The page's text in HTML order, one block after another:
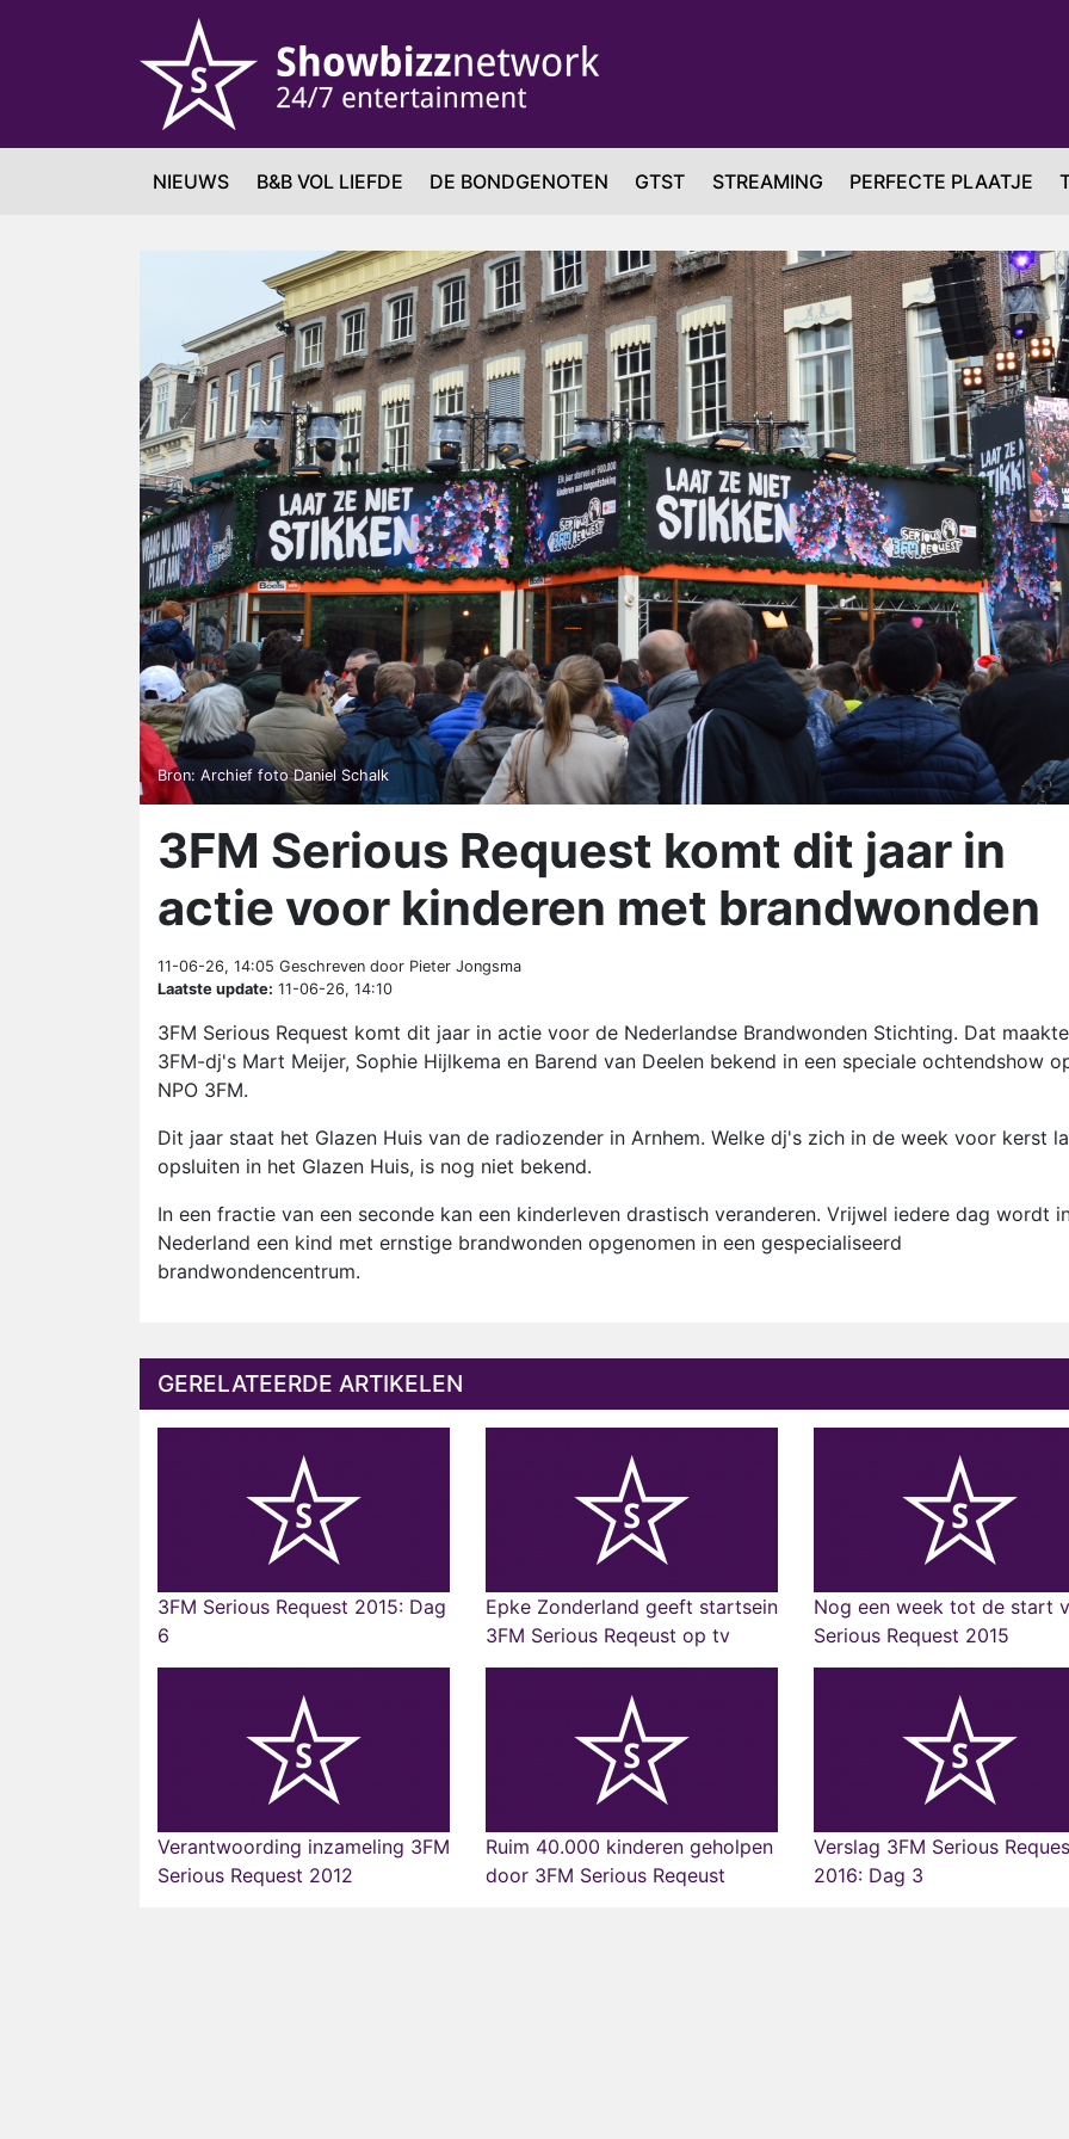
NIEUWS B&B VOL LIEFDE DE BONDGENOTEN GTST STREAMING PERFECTE PLAATJE
Bron: Archief foto Daniel Schalk
3FM Serious Request komt dit jaar in
actie voor kinderen met brandwonden
11-06-26, 14:05 Geschreven door Pieter Jongsma
Laatste update: 11-06-26, 14:10
3FM Serious Request komt dit jaar in actie voor de Nederlandse Brandwonden Stichting. Dat
3FM-dj's Mart Meijer, Sophie Hijlkema en Barend van Deelen bekend in een speciale ochtendshow
NPO 3FM.
Dit jaar staat het Glazen Huis van de radiozender in Arnhem. Welke dj's zich in de week voor kerst
opsluiten in het Glazen Huis, is nog niet bekend.
In een fractie van een seconde kan een kinderleven drastisch veranderen. Vrijwel iedere dag wordt
Nederland een kind met ernstige brandwonden opgenomen in een gespecialiseerd
brandwondencentrum.
GERELATEERDE ARTIKELEN
3FM Serious Request 2015: Dag
6
Epke Zonderland geeft startsein
3FM Serious Reqeust op tv
Nog een week tot de start
Serious Request 2015
Verantwoording inzameling 3FM
Serious Request 2012
Ruim 40.000 kinderen geholpen
door 3FM Serious Reqeust
Verslag 3FM Serious
2016: Dag 3